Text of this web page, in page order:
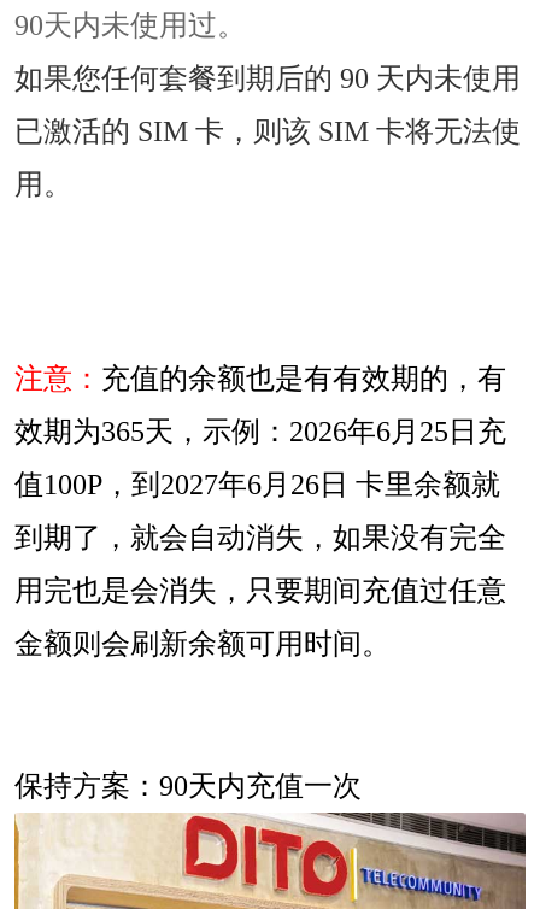
90天内未使用过。
如果您任何套餐到期后的 90 天内未使用
已激活的 SIM 卡，则该 SIM 卡将无法使
用。
注意： 充值的余额也是有有效期的，有
效期为365天，示例：2026年6月25日充
值100P，到 2027年6月26日 卡里余额就
到期了，就会自动消失，如果没有完全
用完也是会消失，只要期间充值过任意
金额则会刷新余额可用时间。
保持方案：90天内充值一次